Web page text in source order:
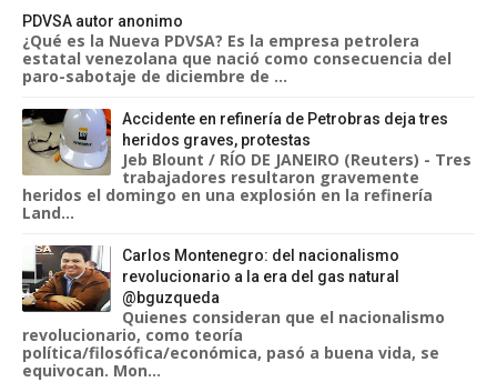
PDVSA autor anonimo
¿Qué es la Nueva PDVSA? Es la empresa petrolera
estatal venezolana que nació como consecuencia del
paro-sabotaje de diciembre de ...
Accidente en refinería de Petrobras deja tres
heridos graves, protestas
Jeb Blount / RÍO DE JANEIRO (Reuters) - Tres
trabajadores resultaron gravemente
heridos el domingo en una explosión en la refinería
Land...
Carlos Montenegro: del nacionalismo
revolucionario a la era del gas natural
@bguzqueda
Quienes consideran que el nacionalismo
revolucionario, como teoría
política/filosófica/económica, pasó a buena vida, se
equivocan. Mon...